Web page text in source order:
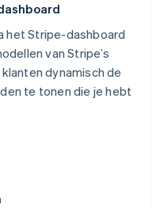
het Stripe-dashboard
van Stripe’s
dynamisch de
te tonen die je hebt